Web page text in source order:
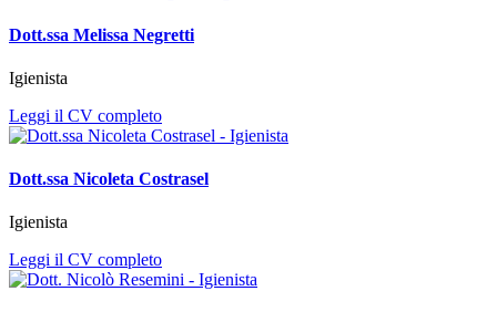
Dott.ssa Melissa Negretti
Igienista
Leggi il CV completo
Dott.ssa Nicoleta Costrasel
Igienista
Leggi il CV completo